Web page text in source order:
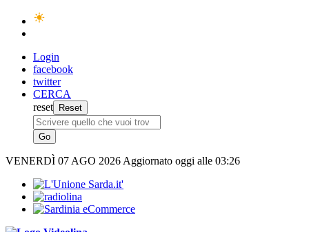
Login
facebook
twitter
CERCA
reset
VENERDÌ 07 AGO 2026 Aggiornato oggi alle 03:26